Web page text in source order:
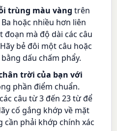
trùng màu vàng trên
hoặc nhiều hơn liên
đoạn mà độ dài các câu
bẻ đôi một câu hoặc
dấu chấm phẩy.
trời của bạn với
phần điểm chuẩn.
câu từ 3 đến 23 từ để
cố gắng khớp về mặt
cần phải khớp chính xác